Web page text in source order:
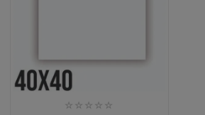
☆ ☆ ☆ ☆ ☆